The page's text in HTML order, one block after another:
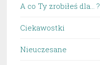
A co Ty zrobiłeś dla… ?
Ciekawostki
Nieuczesane